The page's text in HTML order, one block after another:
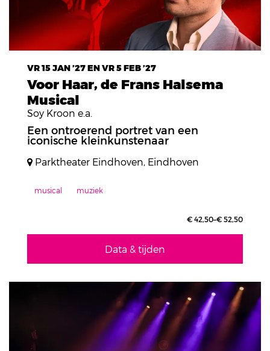
Voor Haar, de Frans Halsema
Musical
Soy Kroon e.a.
VR 15 JAN ’27ENVR 5 FEB ’27
Een ontroerend portret van een
iconische kleinkunstenaar
Parktheater Eindhoven, Eindhoven
musical muziek
€ 42,50–€ 52,50
Data & tijden